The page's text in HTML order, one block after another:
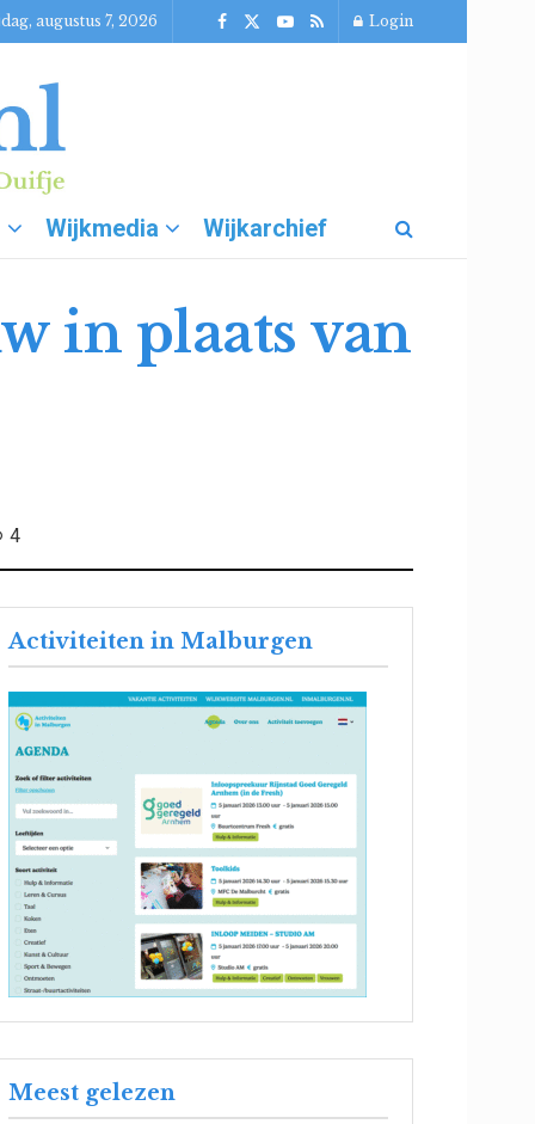
augustus 7, 2026 Login
Wijkmedia Wijkarchief
in plaats van
4
Activiteiten in Malburgen
Meest gelezen